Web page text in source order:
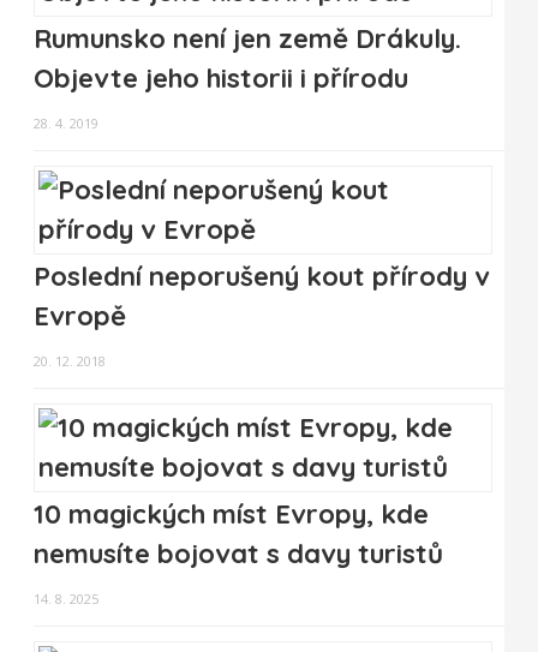
Rumunsko není jen země Drákuly.
Objevte jeho historii i přírodu
28. 4. 2019
Poslední neporušený kout přírody v
Evropě
20. 12. 2018
10 magických míst Evropy, kde
nemusíte bojovat s davy turistů
14. 8. 2025